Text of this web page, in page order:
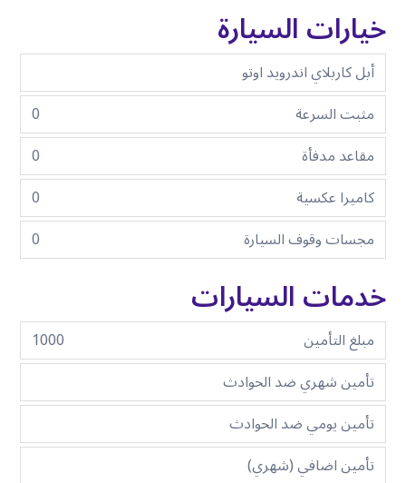
خيارات السيارة
أبل كاربلاي اندرويد اوتو
مثبت السرعة
0
مقاعد مدفأة
0
كاميرا عكسية
0
مجسات وقوف السيارة
0
خدمات السيارات
مبلغ التأمين
1000
تأمين شهري ضد الحوادث
تأمين يومي ضد الحوادث
تأمين اضافي (شهري)